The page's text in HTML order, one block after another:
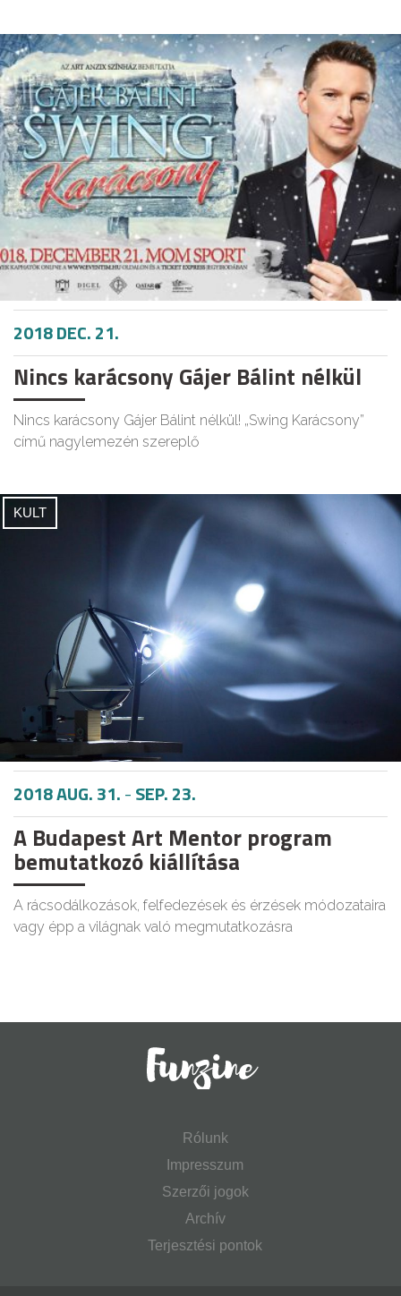
2018 DEC. 21.
Nincs karácsony Gájer Bálint nélkül
Nincs karácsony Gájer Bálint nélkül! „Swing Karácsony”
című nagylemezén szereplő
KULT
2018 AUG. 31.-SEP. 23.
A Budapest Art Mentor program
bemutatkozó kiállítása
A rácsodálkozások, felfedezések és érzések módozataira
vagy épp a világnak való megmutatkozásra
Rólunk
Impresszum
Szerzői jogok
Archív
Terjesztési pontok